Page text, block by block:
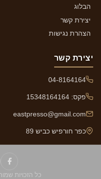
הבלוג
יצירת קשר
הצהרת נגישות
יצירת קשר
04-8164164
פקס: 15348164164
eastpresso@gmail.com
כפר חורפיש כביש 89
כל הזכויות שמורות © 2026